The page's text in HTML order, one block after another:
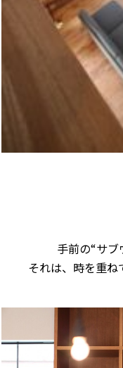
手前の“サ
それは、時を重ね